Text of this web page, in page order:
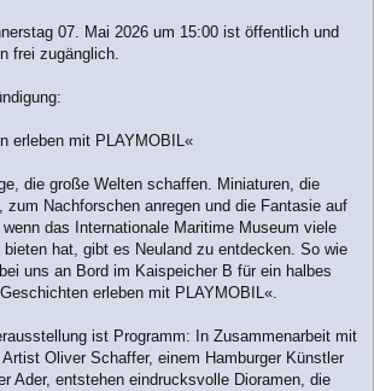
07. Mai 2026 um 15:00 ist öffentlich und
frei zugänglich.
erleben mit PLAYMOBIL«
die große Welten schaffen. Miniaturen, die
zum Nachforschen anregen und die Fantasie auf
das Internationale Maritime Museum viele
hat, gibt es Neuland zu entdecken. So wie
uns an Bord im Kaispeicher B für ein halbes
erleben mit PLAYMOBIL«.
ist Programm: In Zusammenarbeit mit
Oliver Schaffer, einem Hamburger Künstler
Ader, entstehen eindrucksvolle Dioramen, die